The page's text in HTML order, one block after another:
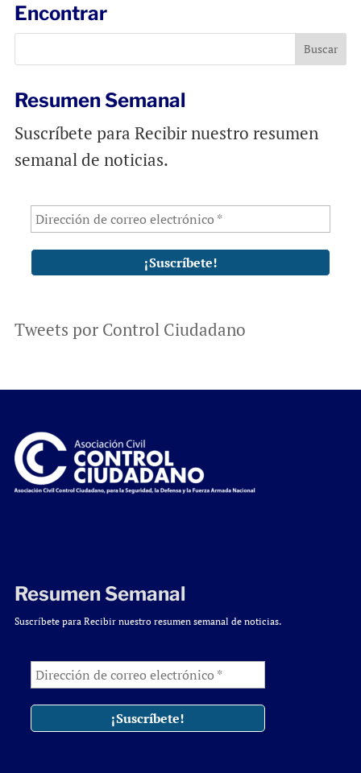
o
k
p
Encontrar
Resumen Semanal
Suscríbete para Recibir nuestro resumen
semanal de noticias.
Tweets por Control Ciudadano
Resumen Semanal
Suscríbete para Recibir nuestro resumen semanal de noticias.